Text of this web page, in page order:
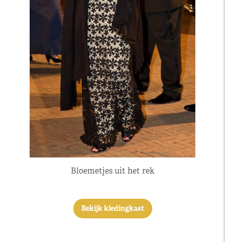
Bloemetjes uit het rek
Bekijk kledingkast